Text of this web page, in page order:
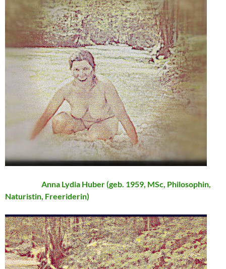
Anna Lydia Huber (geb. 1959, MSc, Philosophin,
Naturistin, Freeriderin)